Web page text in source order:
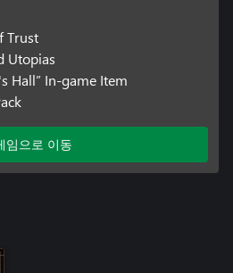
임져야 하는 리더십의 무게를 느껴
임으로 즐길 수 있는 샌드박스 모
양한 사회 및 기반 시설을 제한 없이
Trust
Utopias
Hall” In-game Item
임으로 이동